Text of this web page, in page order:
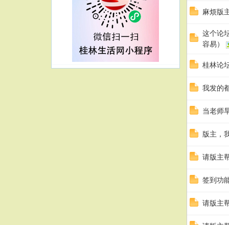
麻烦版
这个论
容易）
桂林论
我发的
当老师
版主，
请版主
签到功
请版主